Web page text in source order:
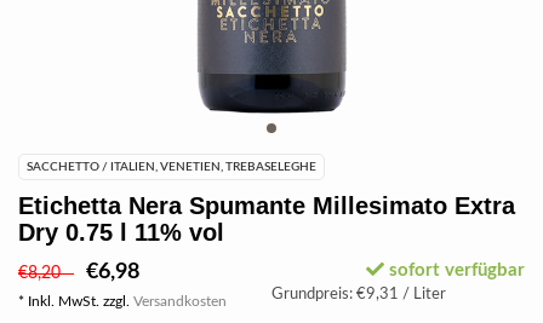
SACCHETTO / ITALIEN, VENETIEN, TREBASELEGHE
Etichetta Nera Spumante Millesimato Extra
Dry 0.75 l 11% vol
€8,20 €6,98
* Inkl. MwSt. zzgl. Versandkosten
sofort verfügbar
Grundpreis: €9,31 / Liter